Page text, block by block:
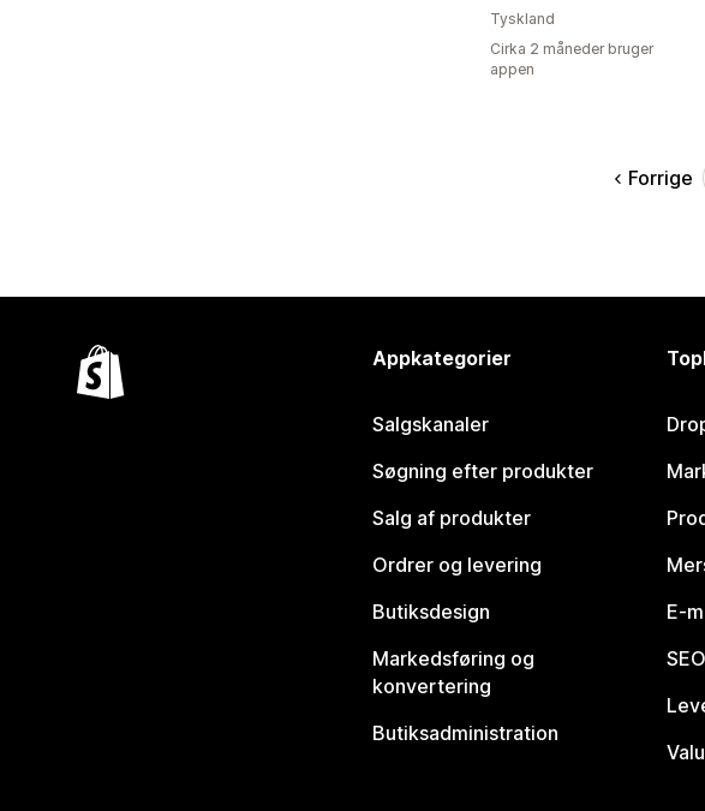
Tyskland
Cirka 2 måneder bruger
appen
Forrige
Appkategorier
Salgskanaler
Søgning efter produkter
Salg af produkter
Ordrer og levering
Butiksdesign
Markedsføring og
konvertering
Butiksadministration
E-
SEO